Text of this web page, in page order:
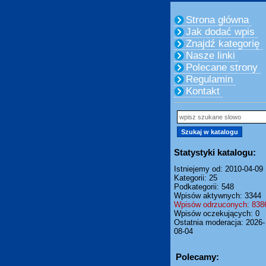
Strona główna
Jak dodać wpis
Znajdź kategorię
Nasze linki
Polecane strony
Regulamin
Kontakt
Statystyki katalogu:
Istniejemy od: 2010-04-09
Kategorii: 25
Podkategorii: 548
Wpisów aktywnych: 3344
Wpisów odrzuconych:
Wpisów oczekujących: 0
Ostatnia moderacja: 2026-
08-04
Polecamy: